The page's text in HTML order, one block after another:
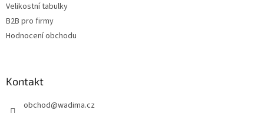
Velikostní tabulky
B2B pro firmy
Hodnocení obchodu
Kontakt
obchod@wadima.cz